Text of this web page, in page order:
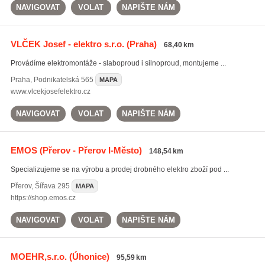
NAVIGOVAT VOLAT NAPIŠTE NÁM
VLČEK Josef - elektro s.r.o.(Praha) 68,40 km
Provádíme elektromontáže - slaboproud i silnoproud, montujeme ...
Praha, Podnikatelská 565 MAPA
www.vlcekjosefelektro.cz
NAVIGOVAT VOLAT NAPIŠTE NÁM
EMOS(Přerov - Přerov I-Město) 148,54 km
Specializujeme se na výrobu a prodej drobného elektro zboží pod ...
Přerov, Šířava 295 MAPA
https://shop.emos.cz
NAVIGOVAT VOLAT NAPIŠTE NÁM
MOEHR,s.r.o.(Úhonice) 95,59 km